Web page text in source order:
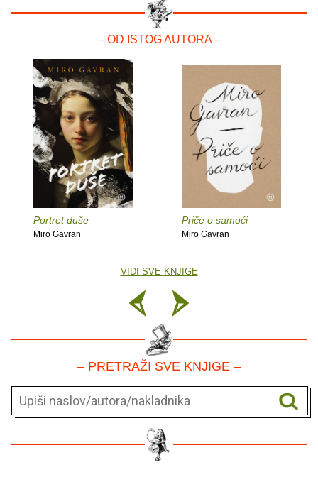
– OD ISTOG AUTORA –
Portret duše
Miro Gavran
Priče o samoći
Miro Gavran
VIDI SVE KNJIGE
– PRETRAŽI SVE KNJIGE –